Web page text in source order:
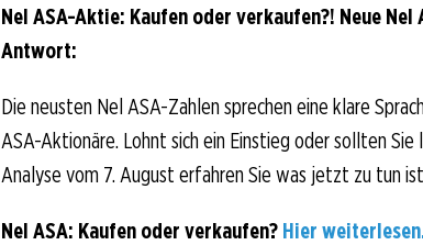
Nel ASA-Aktie: Kaufen oder verkaufen?! Neue
Antwort:
Die neusten Nel ASA-Zahlen sprechen eine klare
ASA-Aktionäre. Lohnt sich ein Einstieg oder sollten
Analyse vom 7. August erfahren Sie was jetzt zu tun
Nel ASA: Kaufen oder verkaufen? Hier